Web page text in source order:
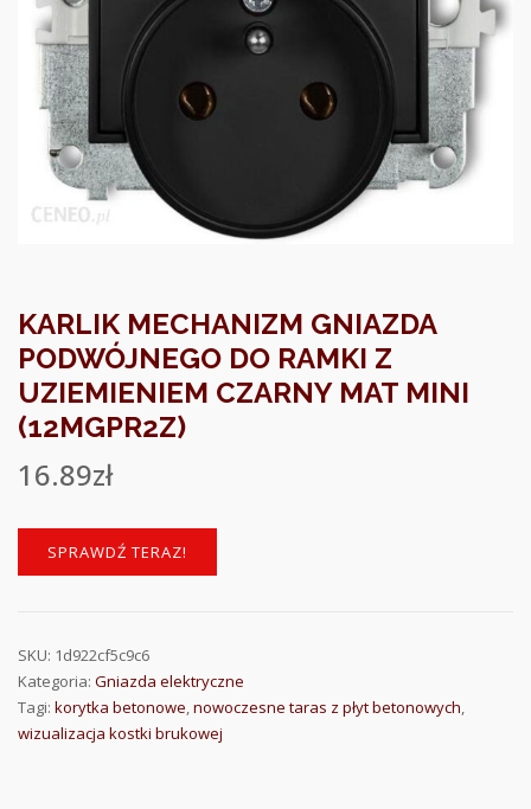
KARLIK MECHANIZM GNIAZDA
PODWÓJNEGO DO RAMKI Z
UZIEMIENIEM CZARNY MAT MINI
(12MGPR2Z)
16.89zł
SPRAWDŹ TERAZ!
SKU: 1d922cf5c9c6
Kategoria: Gniazda elektryczne
Tagi: korytka betonowe,nowoczesne taras z płyt betonowych,
wizualizacja kostki brukowej